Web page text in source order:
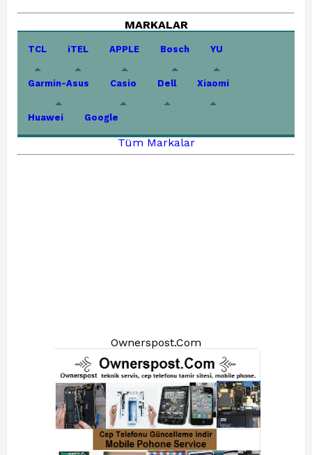
MARKALAR
TCL iTEL APPLE Bosch YU
Garmin-Asus Casio Dell Xiaomi
Huawei Google
Tüm Markalar
Ownerspost.Com